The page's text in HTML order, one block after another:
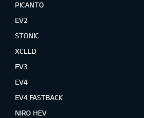
PICANTO
EV2
STONIC
XCEED
EV3
EV4
EV4 FASTBACK
NIRO HEV